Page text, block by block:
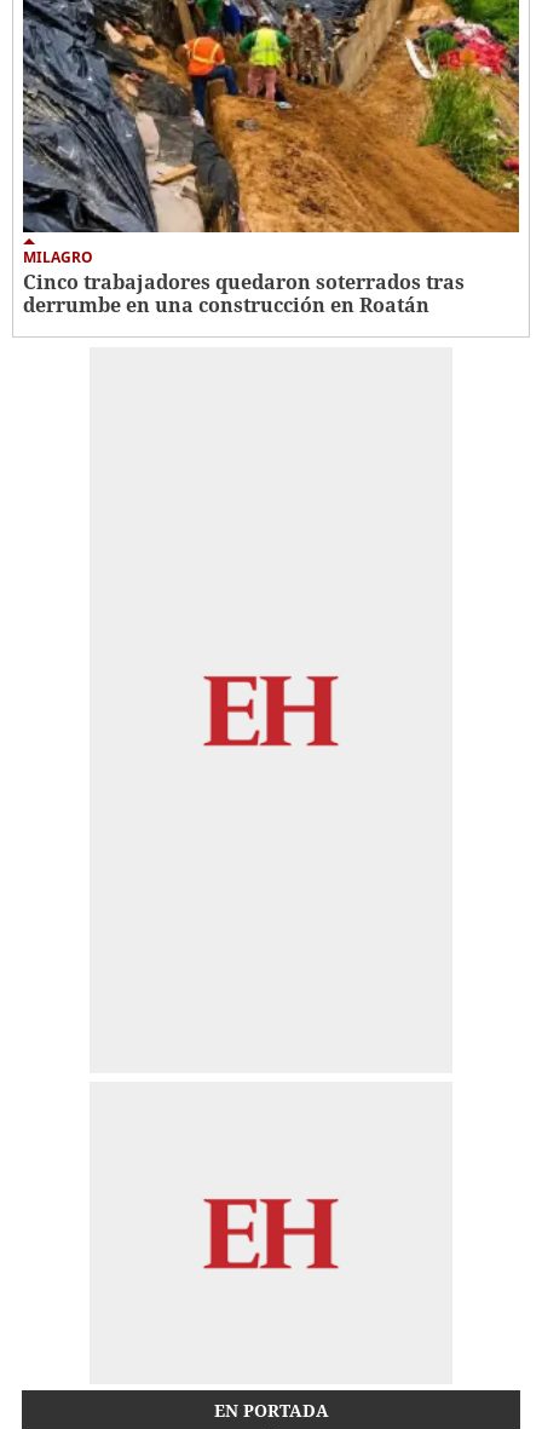
MILAGRO
Cinco trabajadores quedaron soterrados tras
derrumbe en una construcción en Roatán
EN PORTADA